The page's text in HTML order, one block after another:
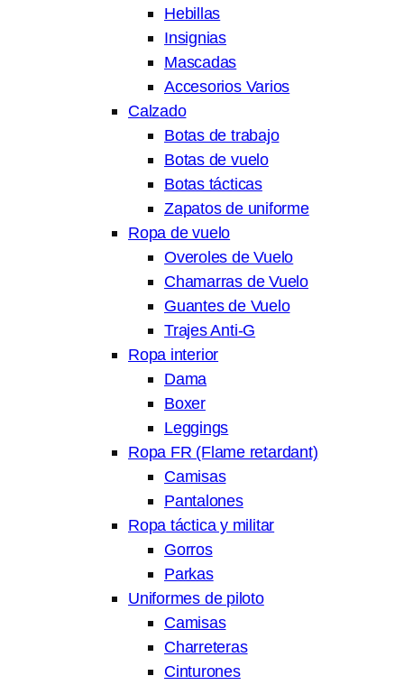
Hebillas
Insignias
Mascadas
Accesorios Varios
Calzado
Botas de trabajo
Botas de vuelo
Botas tácticas
Zapatos de uniforme
Ropa de vuelo
Overoles de Vuelo
Chamarras de Vuelo
Guantes de Vuelo
Trajes Anti-G
Ropa interior
Dama
Boxer
Leggings
Ropa FR (Flame retardant)
Camisas
Pantalones
Ropa táctica y militar
Gorros
Parkas
Uniformes de piloto
Camisas
Charreteras
Cinturones